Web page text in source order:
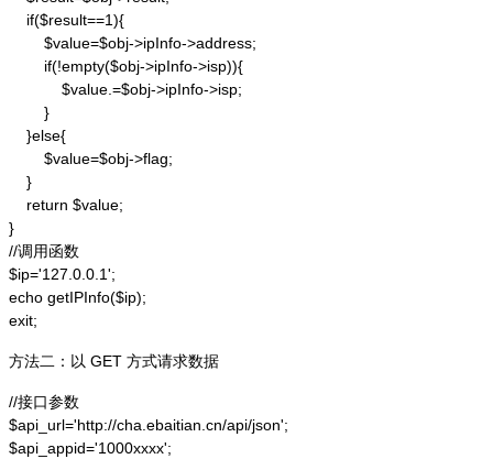
    if($result==1){
        $value=$obj->ipInfo->address;
        if(!empty($obj->ipInfo->isp)){
            $value.=$obj->ipInfo->isp;
        }
    }else{
        $value=$obj->flag;
    }
    return $value;
}
//调用函数
$ip='127.0.0.1';
echo getIPInfo($ip);
exit;
方法二：以 GET 方式请求数据
//接口参数
$api_url='http://cha.ebaitian.cn/api/json';
$api_appid='1000xxxx';